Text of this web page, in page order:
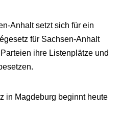
Anhalt setzt sich für ein
für Sachsen-Anhalt
ihre Listenplätze und
in Magdeburg beginnt heute